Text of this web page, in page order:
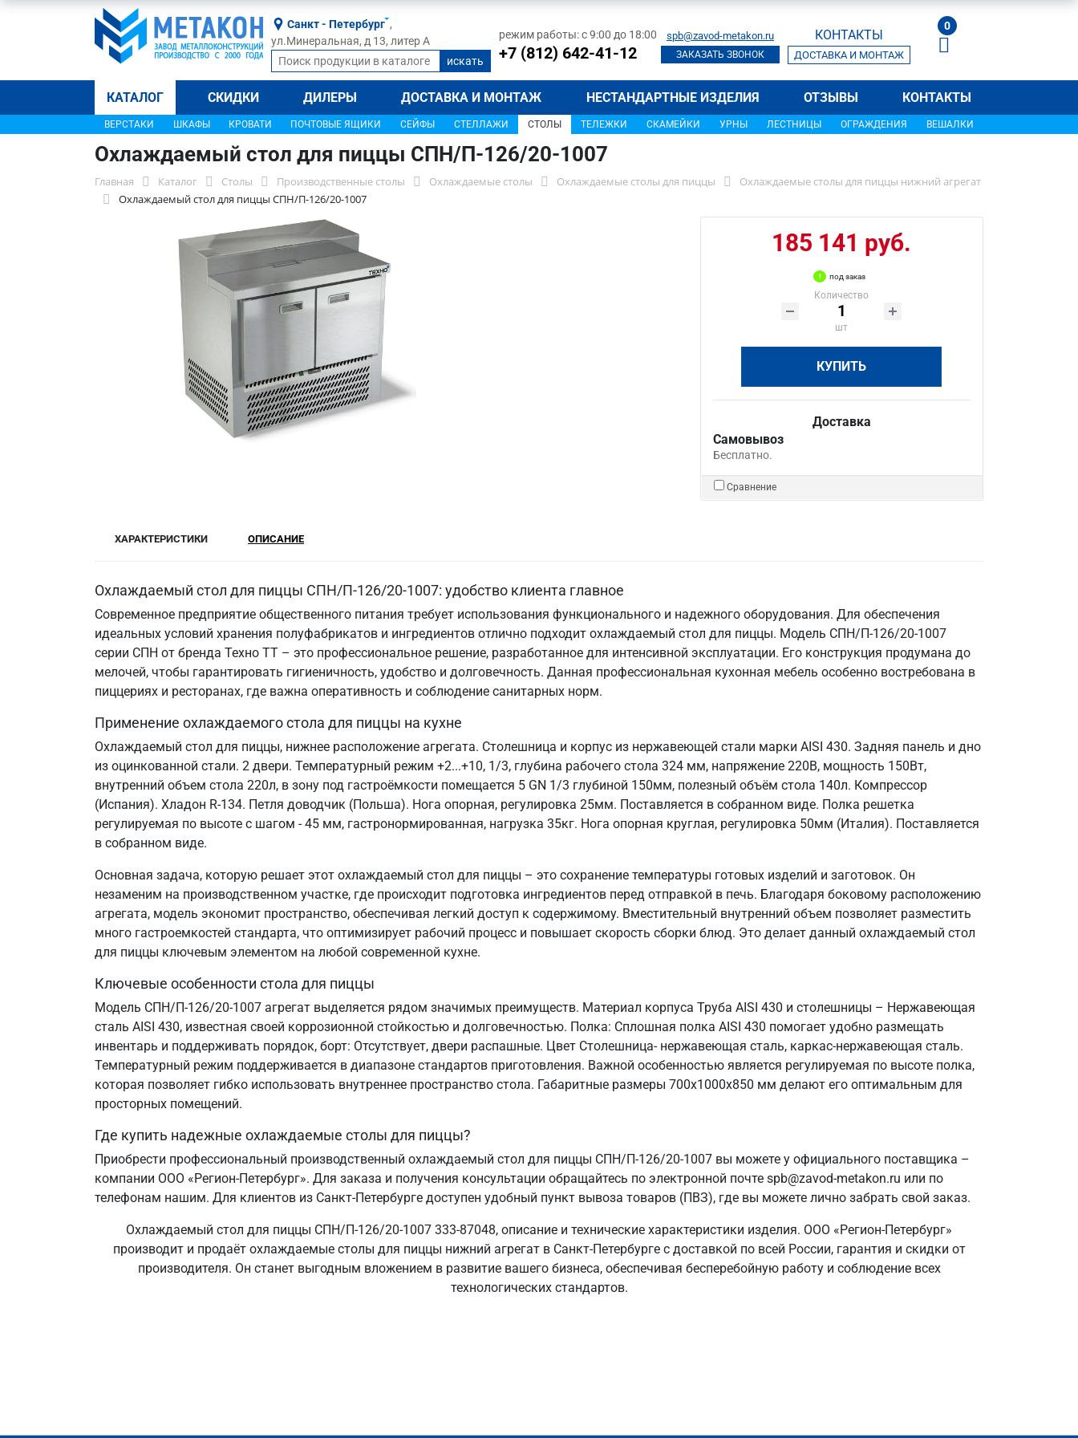
Санкт - Петербург ,
ул.Минеральная, д 13, литер А
режим работы: с 9:00 до 18:00
+7 (812) 642-41-12
spb@zavod-metakon.ru
ЗАКАЗАТЬ ЗВОНОК
КОНТАКТЫ
ДОСТАВКА И МОНТАЖ
0
КАТАЛОГ СКИДКИ ДИЛЕРЫ ДОСТАВКА И МОНТАЖ НЕСТАНДАРТНЫЕ ИЗДЕЛИЯ ОТЗЫВЫ КОНТАКТЫ
ВЕРСТАКИ ШКАФЫ КРОВАТИ ПОЧТОВЫЕ ЯЩИКИ СЕЙФЫ СТЕЛЛАЖИ СТОЛЫ ТЕЛЕЖКИ СКАМЕЙКИ УРНЫ ЛЕСТНИЦЫ ОГРАЖДЕНИЯ ВЕШАЛКИ
Охлаждаемый стол для пиццы СПН/П-126/20-1007
Главная Каталог Столы Производственные столы Охлаждаемые столы Охлаждаемые столы для пиццы
Охлаждаемые столы для пиццы нижний агрегат
Охлаждаемый стол для пиццы СПН/П-126/20-1007
185 141 руб.
под заказ
Количество
шт
КУПИТЬ
Доставка
Самовывоз
Бесплатно.
Сравнение
ХАРАКТЕРИСТИКИ ОПИСАНИЕ
Охлаждаемый стол для пиццы СПН/П-126/20-1007: удобство клиента главное
Современное предприятие общественного питания требует использования функционального и надежного оборудования. Для обеспечения
идеальных условий хранения полуфабрикатов и ингредиентов отлично подходит охлаждаемый стол для пиццы. Модель СПН/П-126/20-1007
серии СПН от бренда Техно ТТ – это профессиональное решение, разработанное для интенсивной эксплуатации. Его конструкция продумана до
мелочей, чтобы гарантировать гигиеничность, удобство и долговечность. Данная профессиональная кухонная мебель особенно востребована в
пиццериях и ресторанах, где важна оперативность и соблюдение санитарных норм.
Применение охлаждаемого стола для пиццы на кухне
Охлаждаемый стол для пиццы, нижнее расположение агрегата. Столешница и корпус из нержавеющей стали марки AISI 430. Задняя панель и дно
из оцинкованной стали. 2 двери. Температурный режим +2...+10, 1/3, глубина рабочего стола 324 мм, напряжение 220В, мощность 150Вт,
внутренний объем стола 220л, в зону под гастроёмкости помещается 5 GN 1/3 глубиной 150мм, полезный объём стола 140л. Компрессор
(Испания). Хладон R-134. Петля доводчик (Польша). Нога опорная, регулировка 25мм. Поставляется в собранном виде. Полка решетка
регулируемая по высоте с шагом - 45 мм, гастронормированная, нагрузка 35кг. Нога опорная круглая, регулировка 50мм (Италия). Поставляется
в собранном виде.
Основная задача, которую решает этот охлаждаемый стол для пиццы – это сохранение температуры готовых изделий и заготовок. Он
незаменим на производственном участке, где происходит подготовка ингредиентов перед отправкой в печь. Благодаря боковому расположению
агрегата, модель экономит пространство, обеспечивая легкий доступ к содержимому. Вместительный внутренний объем позволяет разместить
много гастроемкостей стандарта, что оптимизирует рабочий процесс и повышает скорость сборки блюд. Это делает данный охлаждаемый стол
для пиццы ключевым элементом на любой современной кухне.
Ключевые особенности стола для пиццы
Модель СПН/П-126/20-1007 агрегат выделяется рядом значимых преимуществ. Материал корпуса Труба AISI 430 и столешницы – Нержавеющая
сталь AISI 430, известная своей коррозионной стойкостью и долговечностью. Полка: Сплошная полка AISI 430 помогает удобно размещать
инвентарь и поддерживать порядок, борт: Отсутствует, двери распашные. Цвет Столешница- нержавеющая сталь, каркас-нержавеющая сталь.
Температурный режим поддерживается в диапазоне стандартов приготовления. Важной особенностью является регулируемая по высоте полка,
которая позволяет гибко использовать внутреннее пространство стола. Габаритные размеры 700х1000х850 мм делают его оптимальным для
просторных помещений.
Где купить надежные охлаждаемые столы для пиццы?
Приобрести профессиональный производственный охлаждаемый стол для пиццы СПН/П-126/20-1007 вы можете у официального поставщика –
компании ООО «Регион-Петербург». Для заказа и получения консультации обращайтесь по электронной почте spb@zavod-metakon.ru или по
телефонам нашим. Для клиентов из Санкт‑Петербурге доступен удобный пункт вывоза товаров (ПВЗ), где вы можете лично забрать свой заказ.
Охлаждаемый стол для пиццы СПН/П-126/20-1007 333-87048, описание и технические характеристики изделия. ООО «Регион-Петербург»
производит и продаёт охлаждаемые столы для пиццы нижний агрегат в Санкт‑Петербурге с доставкой по всей России, гарантия и скидки от
производителя. Он станет выгодным вложением в развитие вашего бизнеса, обеспечивая бесперебойную работу и соблюдение всех
технологических стандартов.